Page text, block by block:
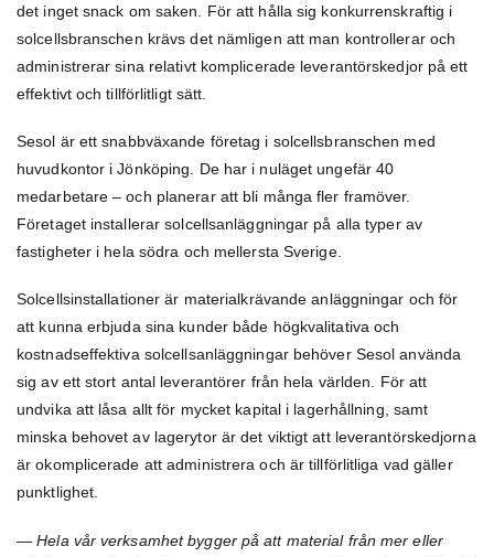
det inget snack om saken. För att hålla sig konkurrenskraftig i
solcellsbranschen krävs det nämligen att man kontrollerar och
administrerar sina relativt komplicerade leverantörskedjor på ett
effektivt och tillförlitligt sätt.
Sesol är ett snabbväxande företag i solcellsbranschen med
huvudkontor i Jönköping. De har i nuläget ungefär 40
medarbetare – och planerar att bli många fler framöver.
Företaget installerar solcellsanläggningar på alla typer av
fastigheter i hela södra och mellersta Sverige.
Solcellsinstallationer är materialkrävande anläggningar och för
att kunna erbjuda sina kunder både högkvalitativa och
kostnadseffektiva solcellsanläggningar behöver Sesol använda
sig av ett stort antal leverantörer från hela världen. För att
undvika att låsa allt för mycket kapital i lagerhållning, samt
minska behovet av lagerytor är det viktigt att leverantörskedjorna
är okomplicerade att administrera och är tillförlitliga vad gäller
punktlighet.
— Hela vår verksamhet bygger på att material från mer eller